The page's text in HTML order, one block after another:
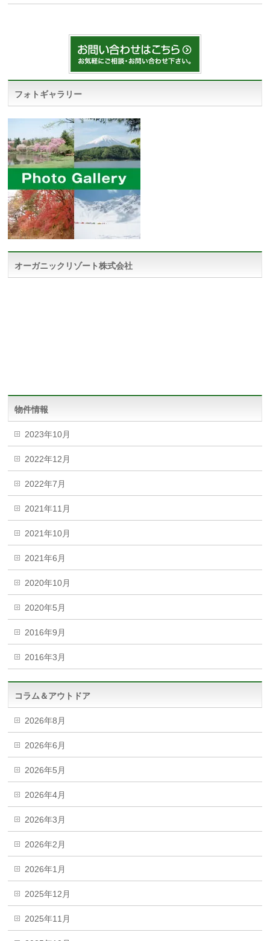
フォトギャラリー
オーガニックリゾート株式会社
物件情報
2023年10月
2022年12月
2022年7月
2021年11月
2021年10月
2021年6月
2020年10月
2020年5月
2016年9月
2016年3月
コラム＆アウトドア
2026年8月
2026年6月
2026年5月
2026年4月
2026年3月
2026年2月
2026年1月
2025年12月
2025年11月